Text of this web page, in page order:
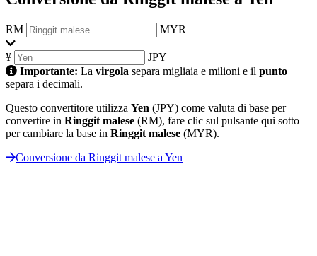
RM MYR
¥
JPY
Importante: La virgola separa migliaia e milioni e il punto
separa i decimali.
Questo convertitore utilizza Yen (JPY) come valuta di base per
convertire in Ringgit malese (RM), fare clic sul pulsante qui sotto
per cambiare la base in Ringgit malese (MYR).
Conversione da Ringgit malese a Yen